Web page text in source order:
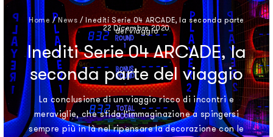
Home /News /Inediti Serie 04 ARCADE, la seconda parte
del viaggio
22 Dicembre 2020
Inediti Serie 04 ARCADE, la
seconda parte del viaggio
La conclusione di un viaggio ricco di incontri e
meraviglie, che sfida l’immaginazione a spingersi
sempre più in là nel ripensare la decorazione con le